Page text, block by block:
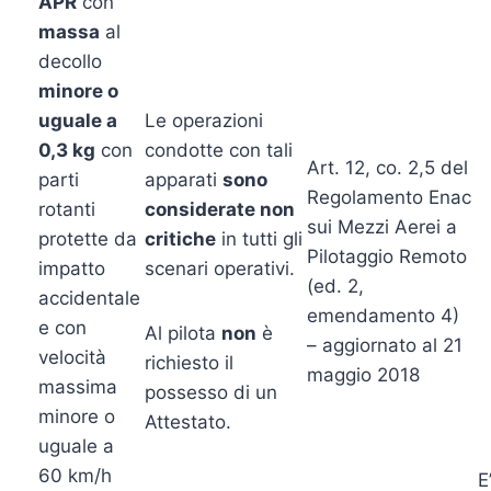
massa al
decollo
minore o
uguale a
0,3 kg con
parti
rotanti
protette da
impatto
accidentale
e con
velocità
massima
minore o
uguale a
60 km/h
Le operazioni
condotte con tali
apparati sono
considerate non
critiche in tutti gli
scenari operativi.
Al pilota non è
richiesto il
possesso di un
Attestato.
Art. 12, co. 2,5 del
Regolamento Enac
sui Mezzi Aerei a
Pilotaggio Remoto
(ed. 2,
emendamento 4)
– aggiornato al 21
maggio 2018